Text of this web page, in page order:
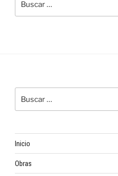
por:
Inicio
Obras